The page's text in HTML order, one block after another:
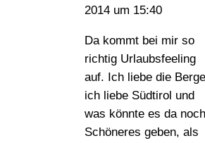
2014 um 15:40
Da kommt bei mir so
richtig Urlaubsfeeling
auf. Ich liebe die
ich liebe Südtirol und
was könnte es da noch
Schöneres geben, als